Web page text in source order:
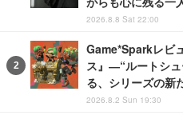
2026.8.8 Sat 22:00
Game*Sparkレビ
ス』―“ルートシュ
る、シリーズの新
2026.8.2 Sun 19:30